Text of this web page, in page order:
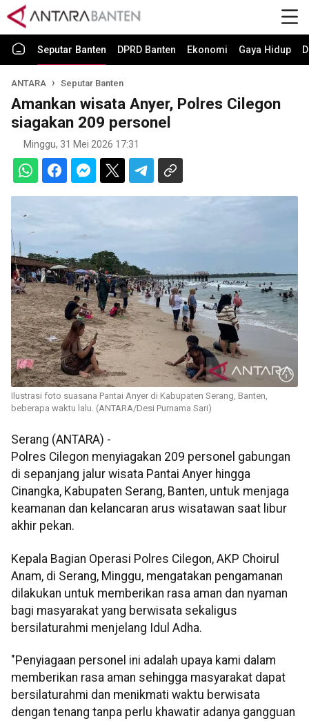
Seputar Banten DPRD Banten Ekonomi Gaya Hidup
ANTARA Seputar Banten
Amankan wisata Anyer, Polres Cilegon
siagakan 209 personel
Minggu, 31 Mei 2026 17:31
Ilustrasi foto suasana Pantai Anyer di Kabupaten Serang, Banten,
beberapa waktu lalu. (ANTARA/Desi Purnama Sari)
Serang (ANTARA) -
Polres Cilegon menyiagakan 209 personel gabungan
di sepanjang jalur wisata Pantai Anyer hingga
Cinangka, Kabupaten Serang, Banten, untuk menjaga
keamanan dan kelancaran arus wisatawan saat libur
akhir pekan.
Kepala Bagian Operasi Polres Cilegon, AKP Choirul
Anam, di Serang, Minggu, mengatakan pengamanan
dilakukan untuk memberikan rasa aman dan nyaman
bagi masyarakat yang berwisata sekaligus
bersilaturahmi menjelang Idul Adha.
"Penyiagaan personel ini adalah upaya kami dalam
memberikan rasa aman sehingga masyarakat dapat
bersilaturahmi dan menikmati waktu berwisata
dengan tenang tanpa perlu khawatir adanya gangguan